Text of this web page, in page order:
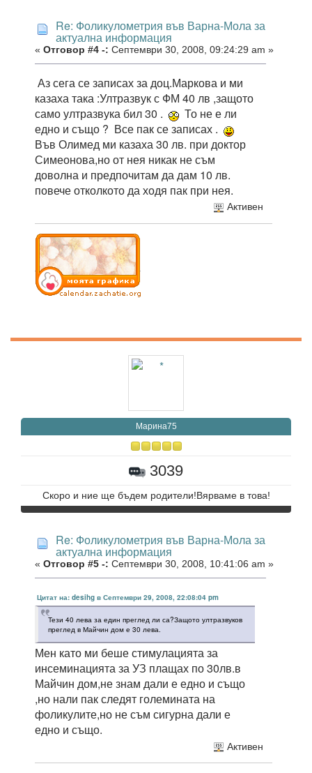
Re: Фоликулометрия във Варна-Мола за
актуална информация
« Отговор #4 -: Септември 30, 2008, 09:24:29 am »
Аз сега се записах за доц.Маркова и ми
казаха така :Ултразвук с ФМ 40 лв ,защото
само ултразвука бил 30 .
То не е ли
едно и също ? Все пак се записах .
Във Олимед ми казаха 30 лв. при доктор
Симеонова,но от нея никак не съм
доволна и предпочитам да дам 10 лв.
повече отколкото да ходя пак при нея.
Активен
Марина75
3039
Скоро и ние ще бъдем родители!Вярваме в това!
Re: Фоликулометрия във Варна-Мола за
актуална информация
« Отговор #5 -: Септември 30, 2008, 10:41:06 am »
Цитат на: desihg в Септември 29, 2008, 22:08:04 pm
Тези 40 лева за един преглед ли са?Защото ултразвуков
преглед в Майчин дом е 30 лева.
Мен като ми беше стимулацията за
инсеминацията за УЗ плащах по 30лв.в
Майчин дом,не знам дали е едно и също
,но нали пак следят големината на
фоликулите,но не съм сигурна дали е
едно и също.
Активен